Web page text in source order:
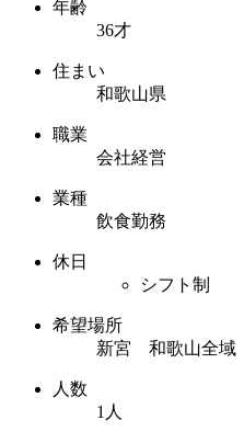
年齢
36才
住まい
和歌山県
職業
会社経営
業種
飲食勤務
休日
シフト制
希望場所
新宮 和歌山全
人数
1人